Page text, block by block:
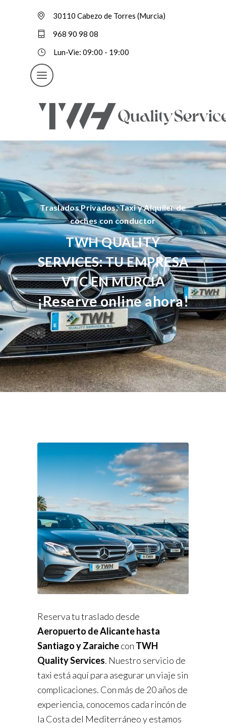
30110 Cabezo de Torres (Murcia)
968 90 98 08
Lun-Vie: 09:00 - 19:00
Traslados Privados, Taxi y Alquiler de
coches con conductor
TWH QUALITY
SERVICES: TU EMPRESA
VTC EN MURCIA
¡Reserve online ahora!
Reserva tu traslado desde
Aeropuerto de Alicante hasta
Santiago y Zaraichecon TWH
Quality Services. Nuestro servicio de
taxi está aquí para asegurar un viaje sin
complicaciones. Con más de 20 años de
experiencia, conocemos cada rincón de
la Costa del Mediterráneo y estamos